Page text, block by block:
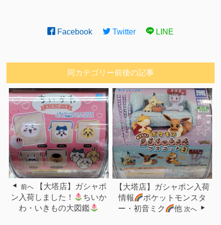
Facebook Twitter LINE
同カテゴリー前後の記事
前へ
【大塔店】ガシャポ
ン入荷しました！
ちいか
わ・いきもの大図鑑
【大塔店】ガシャポン入荷
情報
ポケットモンスタ
ー・初音ミク
他 次へ